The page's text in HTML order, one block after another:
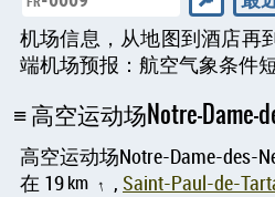
机场信息，从地图到酒店再
端机场预报：航空气象条件
高空运动场Notre-Dame-
高空运动场Notre-Dame-des-
在 19km ↑ , Saint-Paul-de-